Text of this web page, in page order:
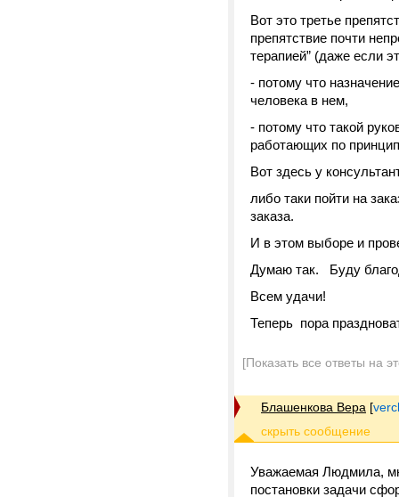
Вот это третье
препятствие почти
терапией” (даже если
- потому что
человека в нем,
- потому что такой
работающих по
Вот здесь у
либо таки пойти на
заказа.
И в этом выборе и
Думаю так. Буду
Всем удачи!
Теперь пора
[Показать все ответы на
Блашенкова Вера [
Уважаемая Людмила,
постановки задачи